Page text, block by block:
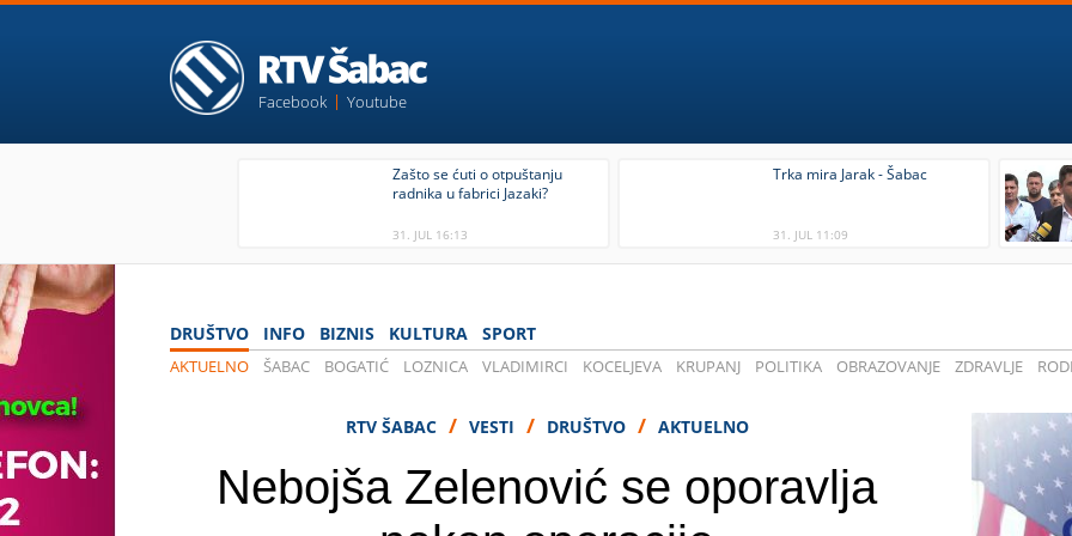
Facebook Youtube
Zašto se ćuti o otpuštanju
radnika u fabrici Jazaki?
31. JUL 16:13
Trka mira Jarak - Šabac
31. JUL 11:09
DRUŠTVO INFO BIZNIS KULTURA SPORT
AKTUELNO ŠABAC BOGATIĆ LOZNICA VLADIMIRCI KOCELJEVA KRUPANJ POLITIKA OBRAZOVANJE ZDRAVLJE
RTV ŠABAC / VESTI / DRUŠTVO / AKTUELNO
Nebojša Zelenović se oporavlja